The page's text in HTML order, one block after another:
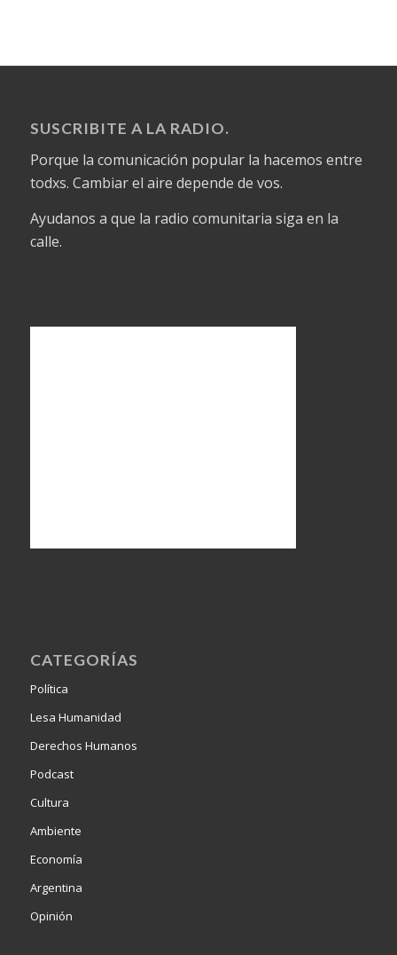
SUSCRIBITE A LA RADIO.
Porque la comunicación popular la hacemos entre
todxs. Cambiar el aire depende de vos.
Ayudanos a que la radio comunitaria siga en la
calle.
CATEGORÍAS
Política
Lesa Humanidad
Derechos Humanos
Podcast
Cultura
Ambiente
Economía
Argentina
Opinión